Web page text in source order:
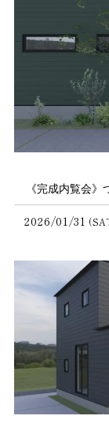
《完成内覧会
2026/01/31